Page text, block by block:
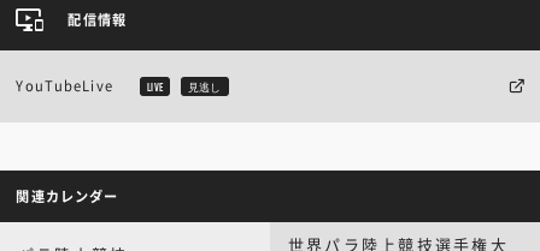
配信情報
YouTubeLive LIVE 見逃し
関連カレンダー
世界パラ陸上競技選手権大